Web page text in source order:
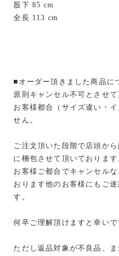
股下 85 cm
全長 113 cm
■オーダー頂きました商品に
原則キャンセル不可とさせて
お客様都合（サイズ違い・
せん。
ご注文頂いた段階で店頭か
に梱包させて頂いております
お客様ご都合でキャンセル
おります他のお客様にもご
す。
何卒ご理解頂けますと幸いで
ただし返品対象が不良品、